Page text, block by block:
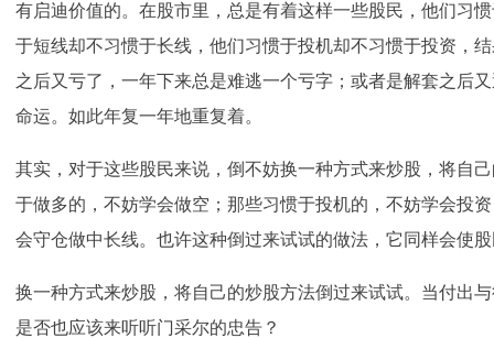
有启迪价值的。在股市里，总是有着这样一些股民，他们习
于短线却不习惯于长线，他们习惯于投机却不习惯于投资，
之后又亏了，一年下来总是难逃一个亏字；或者是解套之后
命运。如此年复一年地重复着。
其实，对于这些股民来说，倒不妨换一种方式来炒股，将自
于做多的，不妨学会做空；那些习惯于投机的，不妨学会投
会守仓做中长线。也许这种倒过来试试的做法，它同样会使
换一种方式来炒股，将自己的炒股方法倒过来试试。当付出
是否也应该来听听门采尔的忠告？